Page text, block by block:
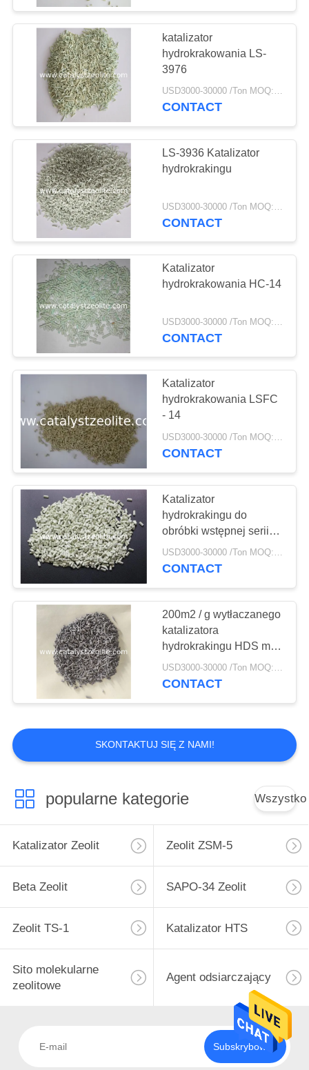
katalizator
hydrokrakowania LS-
3976
USD3000-30000 /Ton MOQ:1 KG
CONTACT
LS-3936 Katalizator
hydrokrakingu
CONTACT
Katalizator
hydrokrakowania HC-14
CONTACT
Katalizator
hydrokrakowania LSFC
- 14
USD3000-30000 /Ton MOQ:1 KG
CONTACT
Katalizator
hydrokrakingu do
obróbki wstępnej serii
FF
USD3000-30000 /Ton MOQ:1 KG
CONTACT
200m2 / g wytłaczanego
katalizatora
hydrokrakingu HDS mc-
1
USD3000-30000 /Ton MOQ:1 KG
CONTACT
SKONTAKTUJ SIĘ Z NAMI!
popularne kategorie Wszystko
Katalizator Zeolit Zeolit ​​ZSM-5
Beta Zeolit SAPO-34 Zeolit
Zeolit ​​TS-1 Katalizator HTS
Sito molekularne
zeolitowe
Agent odsiarczający
Subskrybować